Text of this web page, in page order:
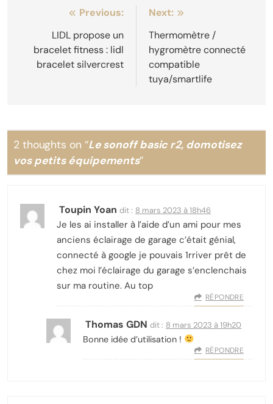
Navigation
l’article
Previous:
LIDL propose un
bracelet fitness : lidl
bracelet silvercrest
Next:
Thermomètre /
hygromètre connecté
compatible
tuya/smartlife
2 thoughts on “Le sonoff basic r2, domotisez
vos petits équipements”
Toupin Yoan dit : 8 mars 2023 à 18h46
Je les ai installer à l’aide d’un ami pour mes
anciens éclairage de garage c’était génial,
connecté à google je pouvais 1rriver prêt de
chez moi l’éclairage du garage s’enclenchais
sur ma routine. Au top
RÉPONDRE
Thomas GDN dit : 8 mars 2023 à 19h20
Bonne idée d’utilisation !
RÉPONDRE